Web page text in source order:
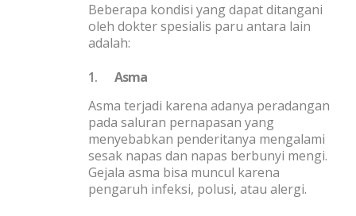
Beberapa kondisi yang dapat ditangani
oleh dokter spesialis paru antara lain
adalah:
1. Asma
Asma terjadi karena adanya peradangan
pada saluran pernapasan yang
menyebabkan penderitanya mengalami
sesak napas dan napas berbunyi mengi.
Gejala asma bisa muncul karena
pengaruh infeksi, polusi, atau alergi.